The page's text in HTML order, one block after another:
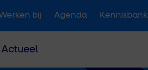
bij Agenda Kennisbank
Actueel